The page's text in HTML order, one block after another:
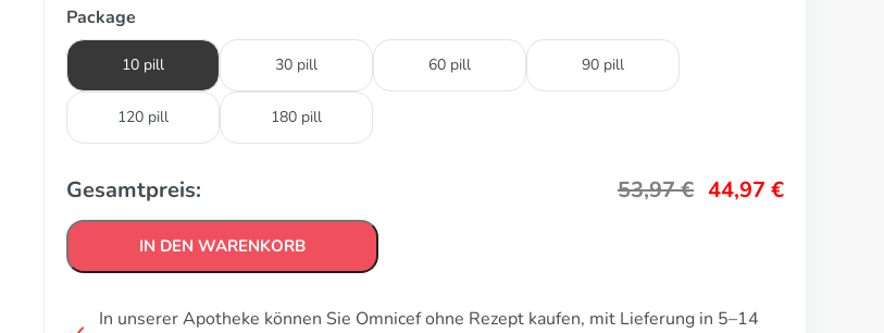
Package
10 pill 30 pill 60 pill 90 pill
120 pill 180 pill
Gesamtpreis: 53,97€ 44,97 €
IN DEN WARENKORB
In unserer Apotheke können Sie Omnicef ohne Rezept kaufen, mit Lieferung in 5–14